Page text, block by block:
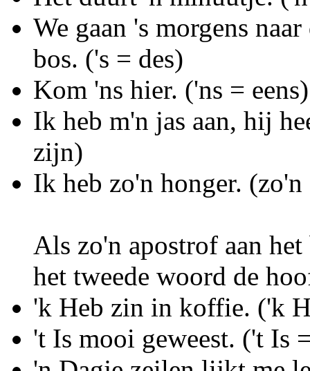
We gaan 's morgens
bos. ('s = des)
Kom 'ns hier. ('ns = eens)
Ik heb m'n jas aan, hij
zijn)
Ik heb zo'n honger. (zo'n
Als zo'n apostrof aan
het tweede woord de
'k Heb zin in koffie. ('k
't Is mooi geweest. ('t Is